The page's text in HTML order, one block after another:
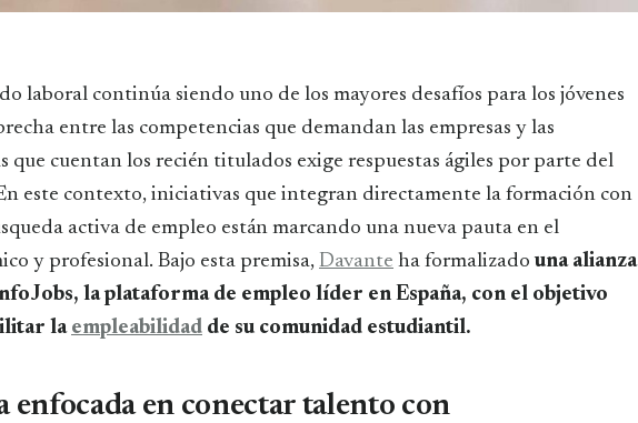
entre las competencias que demandan las empresas y las
que cuentan los recién titulados exige respuestas ágiles por parte del
este contexto, iniciativas que integran directamente la formación con
activa de empleo están marcando una nueva pauta en el
y profesional. Bajo esta premisa, Davante ha formalizado una alianza
la plataforma de empleo líder en España, con el objetivo
la empleabilidad de su comunidad estudiantil.
enfocada en conectar talento con